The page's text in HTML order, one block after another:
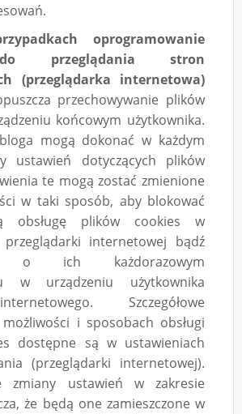
oprogramowanie
przeglądania stron
(przeglądarka internetowa)
przechowywanie plików
końcowym użytkownika.
mogą dokonać w każdym
ustawień dotyczących plików
te mogą zostać zmienione
w taki sposób, aby blokować
obsługę plików cookies w
przeglądarki internetowej bądź
o ich każdorazowym
w urządzeniu użytkownika
Szczegółowe
i sposobach obsługi
dostępne są w ustawieniach
(przeglądarki internetowej).
zmiany ustawień w zakresie
że będą one zamieszczone w